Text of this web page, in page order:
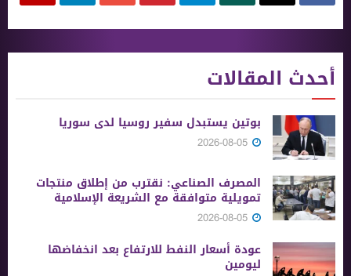
أحدث المقالات
بوتين يستبدل سفير روسيا لدى سوريا
المصرف الصناعي: نقترب من إطلاق منتجات
تمويلية متوافقة مع الشريعة الإسلامية
عودة أسعار النفط للارتفاع بعد انخفاضها
ليومين